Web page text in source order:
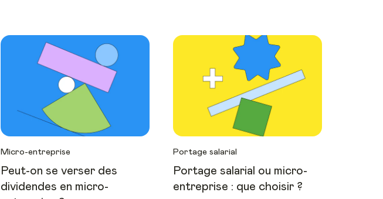
Micro-entreprise
Peut-on se verser des
dividendes en micro-
Portage salarial
Portage salarial ou micro-
entreprise : que choisir ?